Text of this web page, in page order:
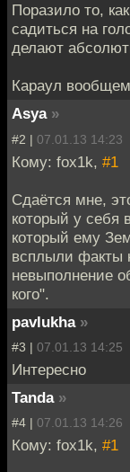
Поразило то,
садиться на
делают
Караул
Asya »
#2 | 07.01.13 14:23
Кому: fox1k, #1
Сдаётся мне,
который у себя
который ему
всплыли факты
невыполнение
кого".
pavlukha »
#3 | 07.01.13 14:25
Интересно
Tanda »
#4 | 07.01.13 14:26
Кому: fox1k, #1